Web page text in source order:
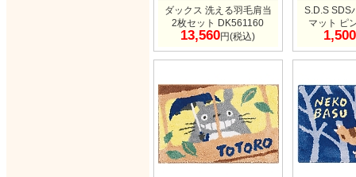
ダックス 洗える羽毛肩当
2枚セット DK561160
13,560円(税込)
S.D.S SDS
マット ピ
1,500